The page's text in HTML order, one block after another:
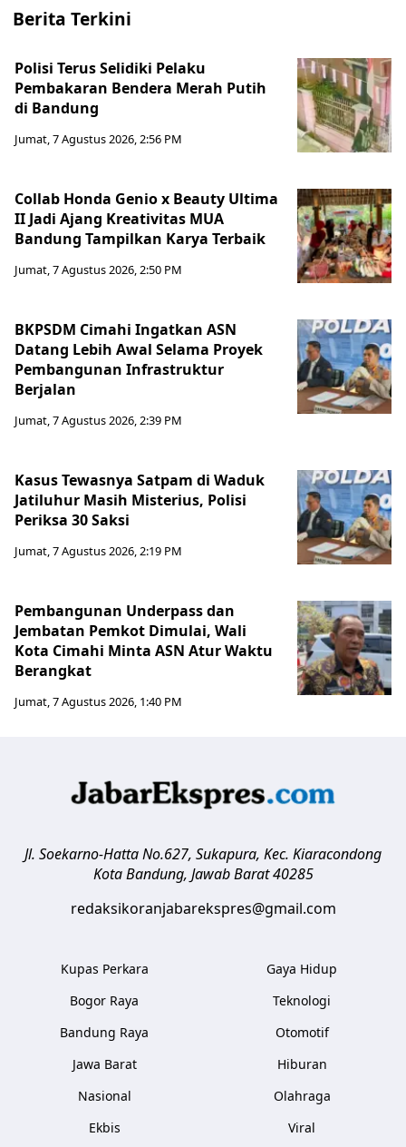
Berita Terkini
Polisi Terus Selidiki Pelaku
Pembakaran Bendera Merah Putih
di Bandung
Jumat, 7 Agustus 2026, 2:56 PM
Collab Honda Genio x Beauty Ultima
II Jadi Ajang Kreativitas MUA
Bandung Tampilkan Karya Terbaik
Jumat, 7 Agustus 2026, 2:50 PM
BKPSDM Cimahi Ingatkan ASN
Datang Lebih Awal Selama Proyek
Pembangunan Infrastruktur
Berjalan
Jumat, 7 Agustus 2026, 2:39 PM
Kasus Tewasnya Satpam di Waduk
Jatiluhur Masih Misterius, Polisi
Periksa 30 Saksi
Jumat, 7 Agustus 2026, 2:19 PM
Pembangunan Underpass dan
Jembatan Pemkot Dimulai, Wali
Kota Cimahi Minta ASN Atur Waktu
Berangkat
Jumat, 7 Agustus 2026, 1:40 PM
Jl. Soekarno-Hatta No.627, Sukapura, Kec. Kiaracondong
Kota Bandung, Jawab Barat 40285
redaksikoranjabarekspres@gmail.com
Kupas Perkara
Bogor Raya
Bandung Raya
Jawa Barat
Nasional
Ekbis
Gaya Hidup
Teknologi
Otomotif
Hiburan
Olahraga
Viral